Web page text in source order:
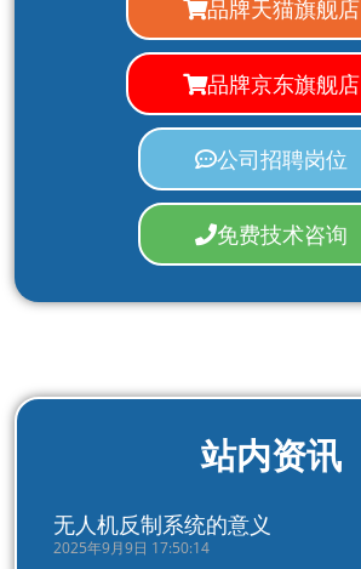
品牌天猫旗舰店
品牌京东旗舰店
公司招聘岗位
免费技术咨询
站内资讯
无人机反制系统的意义
2025年9月9日 17:50:14